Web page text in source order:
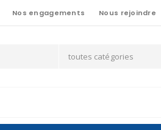
Nos engagements Nous rejoindre
toutes catégories